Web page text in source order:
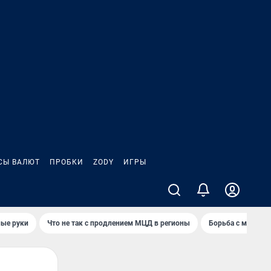
ВАЛЮТ ПРОБКИ ZODY ИГРЫ
руки Что не так с продлением МЦД в регионы Борьба с мэрией